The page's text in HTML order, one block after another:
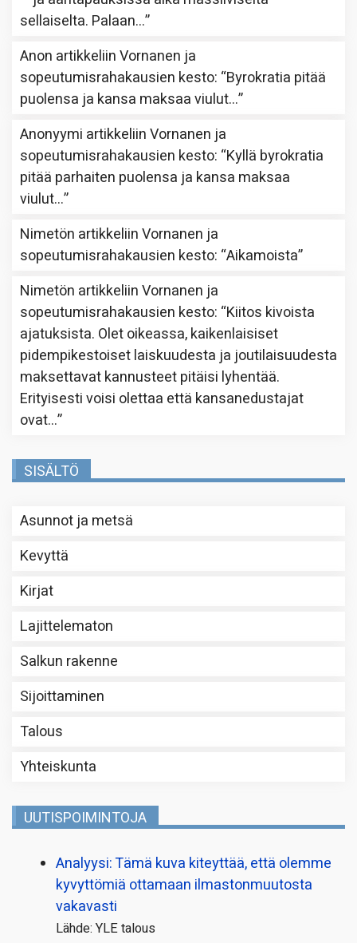
sellaiselta. Palaan…”
Anon artikkeliinVornanen ja
sopeutumisrahakausien kesto: “Byrokratia pitää
puolensa ja kansa maksaa viulut…”
Anonyymi artikkeliinVornanen ja
sopeutumisrahakausien kesto: “Kyllä byrokratia
pitää parhaiten puolensa ja kansa maksaa
viulut…”
Nimetön artikkeliinVornanen ja
sopeutumisrahakausien kesto: “Aikamoista”
Nimetön artikkeliinVornanen ja
sopeutumisrahakausien kesto: “Kiitos kivoista
ajatuksista. Olet oikeassa, kaikenlaisiset
pidempikestoiset laiskuudesta ja joutilaisuudesta
maksettavat kannusteet pitäisi lyhentää.
Erityisesti voisi olettaa että kansanedustajat
ovat…”
SISÄLTÖ
Asunnot ja metsä
Kevyttä
Kirjat
Lajittelematon
Salkun rakenne
Sijoittaminen
Talous
Yhteiskunta
UUTISPOIMINTOJA
Analyysi: Tämä kuva kiteyttää, että olemme
kyvyttömiä ottamaan ilmaston­muutosta
vakavasti
Lähde: YLE talous